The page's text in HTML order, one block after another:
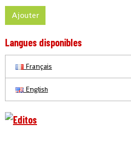
Ajouter
Langues disponibles
Français
English